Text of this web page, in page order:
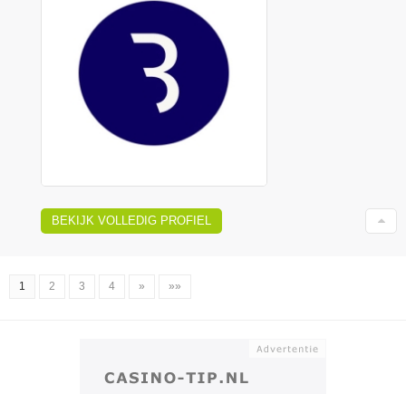
BEKIJK VOLLEDIG PROFIEL
1 2 3 4 » »»